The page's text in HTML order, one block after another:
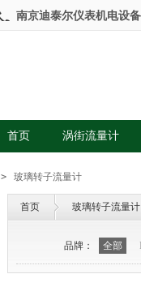
南京迪泰尔仪表机电设
首页 涡街流量计
> 玻璃转子流量计
首页 玻璃转子流量计
品牌： 全部